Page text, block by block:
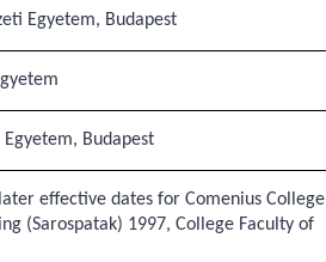
Egyetem, Budapest
Budapest
effective dates for Comenius College
(Sarospatak) 1997, College Faculty of